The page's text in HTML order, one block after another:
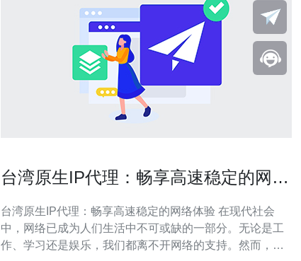
台湾原生IP代理：畅享高速稳定的网络
台湾原生IP代理：畅享高速稳定的网络体验 在现代社会
中，网络已成为人们生活中不可或缺的一部分。无论是工
作、学习还是娱乐，我们都离不开网络的支持。然而，随